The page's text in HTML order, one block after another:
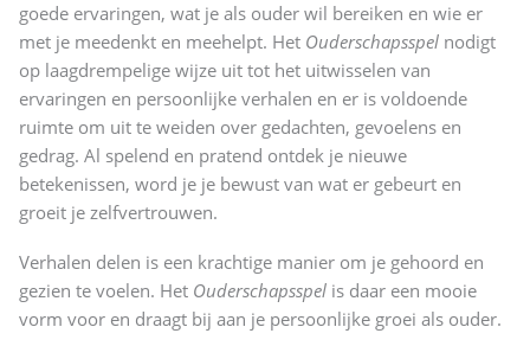
goede ervaringen, wat je als ouder wil bereiken en wie er
met je meedenkt en meehelpt. Het Ouderschapsspel nodigt
op laagdrempelige wijze uit tot het uitwisselen van
ervaringen en persoonlijke verhalen en er is voldoende
ruimte om uit te weiden over gedachten, gevoelens en
gedrag. Al spelend en pratend ontdek je nieuwe
betekenissen, word je je bewust van wat er gebeurt en
groeit je zelfvertrouwen.
Verhalen delen is een krachtige manier om je gehoord en
gezien te voelen. Het Ouderschapsspel is daar een mooie
vorm voor en draagt bij aan je persoonlijke groei als ouder.